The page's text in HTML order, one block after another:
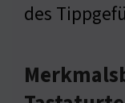
des